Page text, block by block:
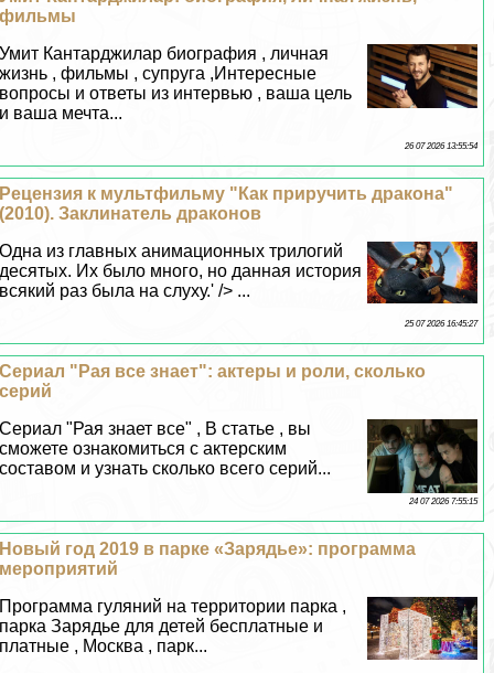
фильмы
Умит Кантарджилар биография , личная
жизнь , фильмы , супруга ,Интересные
вопросы и ответы из интервью , ваша цель
и ваша мечта...
26 07 2026 13:55:54
Рецензия к мультфильму "Как приручить дpaкона"
(2010). Заклинатель дpaконов
Одна из главных анимационных трилогий
десятых. Их было много, но данная история
всякий раз была на слуху.' /> ...
25 07 2026 16:45:27
Сериал "Рая все знает": актеры и роли, сколько
серий
Сериал "Рая знает все" , В статье , вы
сможете ознакомиться с актерским
составом и узнать сколько всего серий...
24 07 2026 7:55:15
Новый год 2019 в парке «Зарядье»: программа
мероприятий
Программа гуляний на территории парка ,
парка Зарядье для детей бесплатные и
платные , Москва , парк...